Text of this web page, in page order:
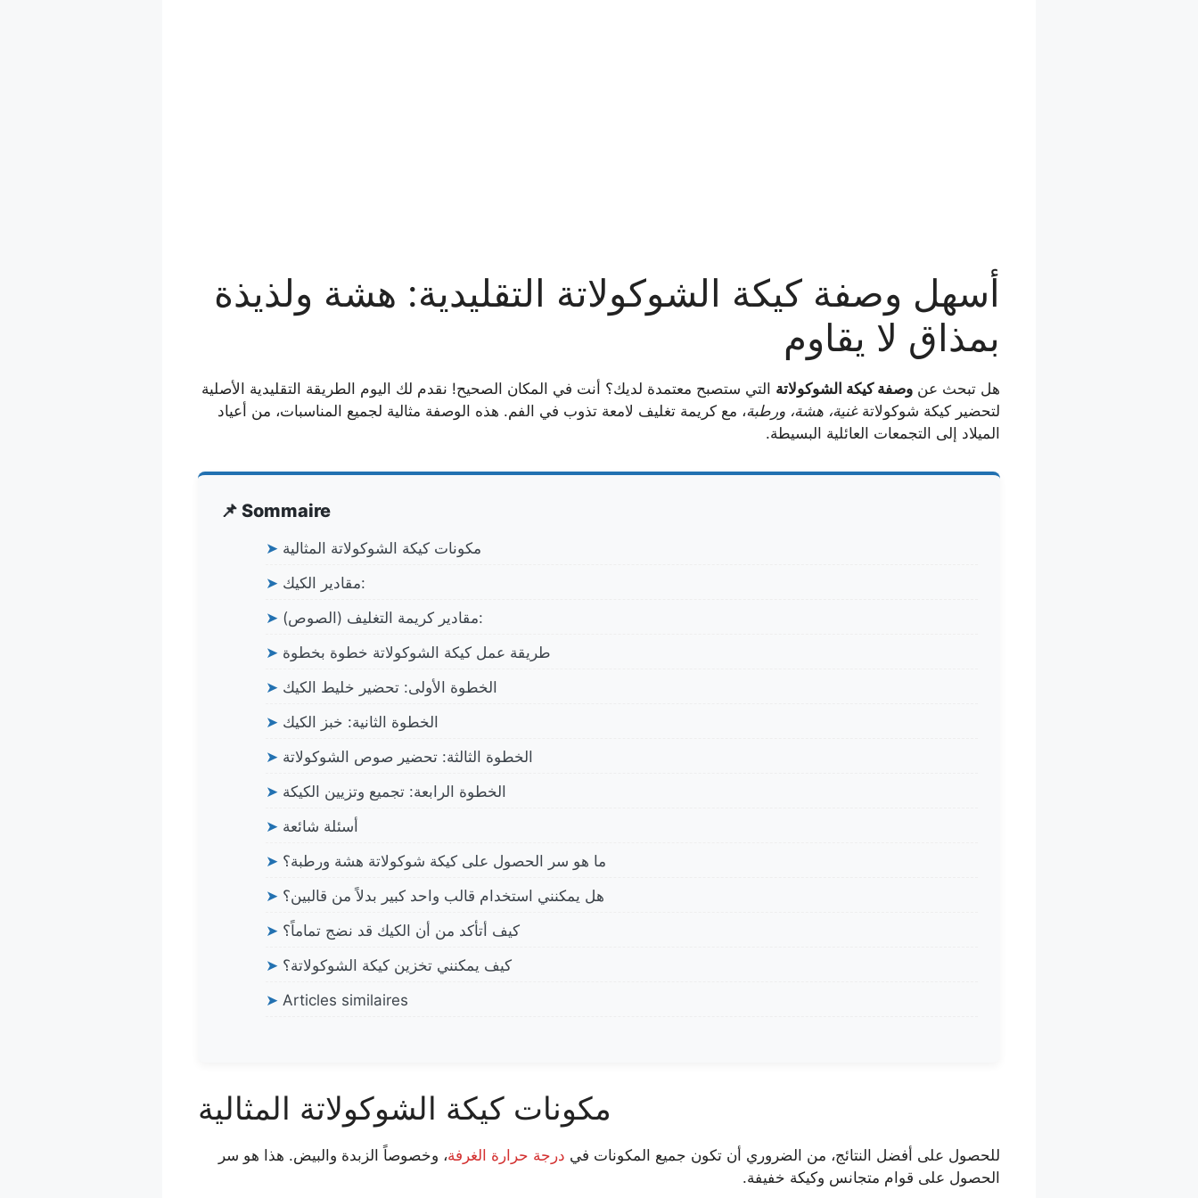
أسهل وصفة كيكة الشوكولاتة التقليدية: هشة ولذيذة
بمذاق لا يقاوم
هل تبحث عن وصفة كيكة الشوكولاتة التي ستصبح معتمدة لديك؟ أنت في المكان الصحيح! نقدم لك اليوم الطريقة التقليدية الأصلية
لتحضير كيكة شوكولاتةغنية، هشة، ورطبة، مع كريمة تغليف لامعة تذوب في الفم. هذه الوصفة مثالية لجميع المناسبات، من أعياد
الميلاد إلى التجمعات العائلية البسيطة.
📌 Sommaire
➤ مكونات كيكة الشوكولاتة المثالية
➤
مقادير الكيك:
➤
مقادير كريمة التغليف (الصوص):
➤ طريقة عمل كيكة الشوكولاتة خطوة بخطوة
➤ الخطوة الأولى: تحضير خليط الكيك
➤ الخطوة الثانية: خبز الكيك
➤ الخطوة الثالثة: تحضير صوص الشوكولاتة
➤ الخطوة الرابعة: تجميع وتزيين الكيكة
➤ أسئلة شائعة
➤ ما هو سر الحصول على كيكة شوكولاتة هشة ورطبة؟
➤ هل يمكنني استخدام قالب واحد كبير بدلاً من قالبين؟
➤ كيف أتأكد من أن الكيك قد نضج تماماً؟
➤ كيف يمكنني تخزين كيكة الشوكولاتة؟
➤ Articles similaires
مكونات كيكة الشوكولاتة المثالية
للحصول على أفضل النتائج، من الضروري أن تكون جميع المكونات في درجة حرارة الغرفة، وخصوصاً الزبدة والبيض. هذا هو سر
الحصول على قوام متجانس وكيكة خفيفة.